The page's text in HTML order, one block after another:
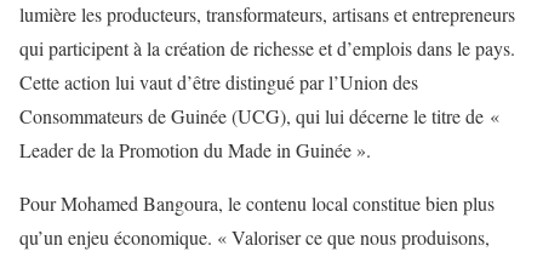
lumière les producteurs, transformateurs, artisans et entrepreneurs
qui participent à la création de richesse et d’emplois dans le pays.
Cette action lui vaut d’être distingué par l’Union des
Consommateurs de Guinée (UCG), qui lui décerne le titre de «
Leader de la Promotion du Made in Guinée ».
Pour Mohamed Bangoura, le contenu local constitue bien plus
qu’un enjeu économique. « Valoriser ce que nous produisons,